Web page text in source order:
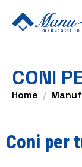
CONI
Home
Coni per